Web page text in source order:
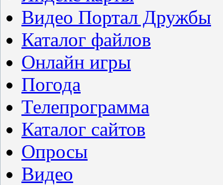
Видео Портал Дружбы
Каталог файлов
Онлайн игры
Погода
Телепрограмма
Каталог сайтов
Опросы
Видео